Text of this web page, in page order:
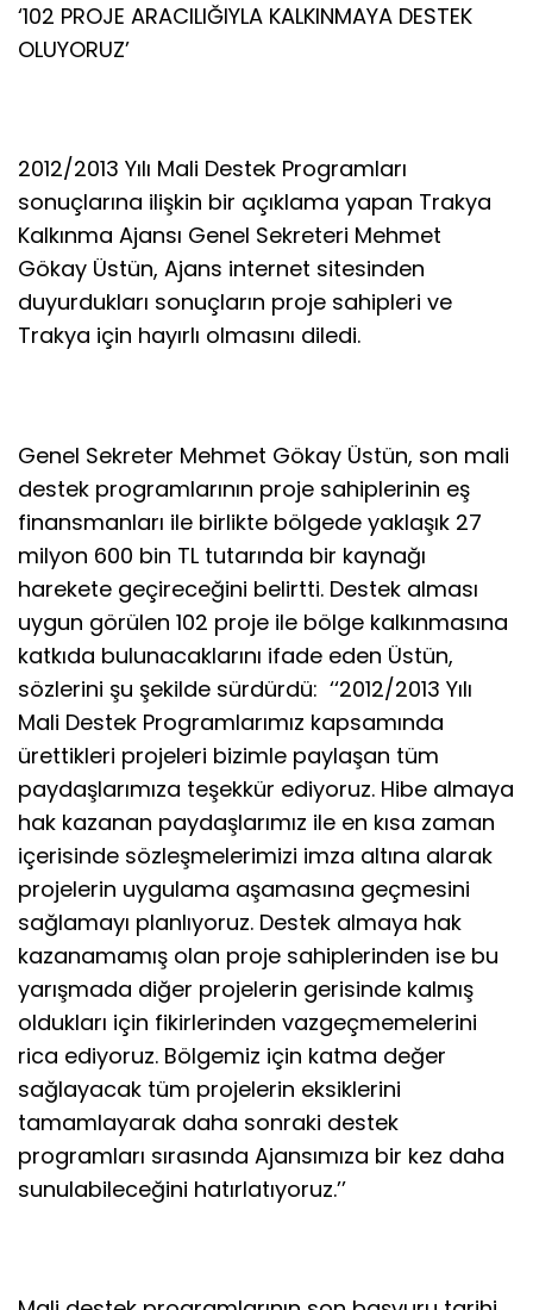
‘102 PROJE ARACILIĞIYLA KALKINMAYA DESTEK
OLUYORUZ’
2012/2013 Yılı Mali Destek Programları
sonuçlarına ilişkin bir açıklama yapan Trakya
Kalkınma Ajansı Genel Sekreteri Mehmet
Gökay Üstün, Ajans internet sitesinden
duyurdukları sonuçların proje sahipleri ve
Trakya için hayırlı olmasını diledi.
Genel Sekreter Mehmet Gökay Üstün, son mali
destek programlarının proje sahiplerinin eş
finansmanları ile birlikte bölgede yaklaşık 27
milyon 600 bin TL tutarında bir kaynağı
harekete geçireceğini belirtti. Destek alması
uygun görülen 102 proje ile bölge kalkınmasına
katkıda bulunacaklarını ifade eden Üstün,
sözlerini şu şekilde sürdürdü: ‘‘2012/2013 Yılı
Mali Destek Programlarımız kapsamında
ürettikleri projeleri bizimle paylaşan tüm
paydaşlarımıza teşekkür ediyoruz. Hibe almaya
hak kazanan paydaşlarımız ile en kısa zaman
içerisinde sözleşmelerimizi imza altına alarak
projelerin uygulama aşamasına geçmesini
sağlamayı planlıyoruz. Destek almaya hak
kazanamamış olan proje sahiplerinden ise bu
yarışmada diğer projelerin gerisinde kalmış
oldukları için fikirlerinden vazgeçmemelerini
rica ediyoruz. Bölgemiz için katma değer
sağlayacak tüm projelerin eksiklerini
tamamlayarak daha sonraki destek
programları sırasında Ajansımıza bir kez daha
sunulabileceğini hatırlatıyoruz.’’